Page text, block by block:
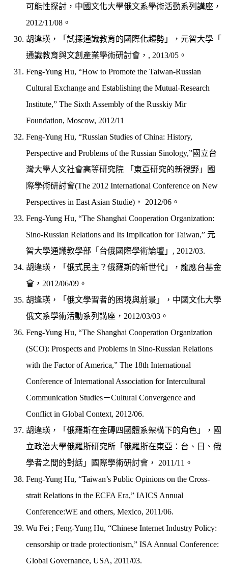
可能性探討，中國文化大學俄文系學術活動系列講座，
2012/11/08。
胡逢瑛，「試探通識教育的國際化趨勢」，元智大學「
通識教育與文創產業學術研討會，, 2013/05。
Feng-Yung Hu, “How to Promote the Taiwan-Russian
Cultural Exchange and Establishing the Mutual-Research
Institute,” The Sixth Assembly of the Russkiy Mir
Foundation, Moscow, 2012/11
Feng-Yung Hu, “Russian Studies of China: History,
Perspective and Problems of the Russian Sinology,”國立台
灣大學人文社會高等研究院 「東亞研究的新視野」國
際學術研討會(The 2012 International Conference on New
Perspectives in East Asian Studie)， 2012/06。
Feng-Yung Hu, “The Shanghai Cooperation Organization:
Sino-Russian Relations and Its Implication for Taiwan,” 元
智大學通識教學部「台俄國際學術論壇」, 2012/03.
胡逢瑛，「俄式民主？俄羅斯的新世代」，龍應台基金
會，2012/06/09。
胡逢瑛，「俄文學習者的困境與前景」，中國文化大學
俄文系學術活動系列講座，2012/03/03。
Feng-Yung Hu, “The Shanghai Cooperation Organization
(SCO): Prospects and Problems in Sino-Russian Relations
with the Factor of America,” The 18th International
Conference of International Association for Intercultural
Communication Studies－Cultural Convergence and
Conflict in Global Context, 2012/06.
胡逢瑛，「俄羅斯在金磚四國體系架構下的角色」，國
立政治大學俄羅斯研究所「俄羅斯在東亞：台、日、俄
學者之間的對話」國際學術研討會， 2011/11。
Feng-Yung Hu, “Taiwan’s Public Opinions on the Cross-
strait Relations in the ECFA Era,” IAICS Annual
Conference:WE and others, Mexico, 2011/06.
Wu Fei ; Feng-Yung Hu, “Chinese Internet Industry Policy:
censorship or trade protectionism,” ISA Annual Conference:
Global Governance, USA, 2011/03.